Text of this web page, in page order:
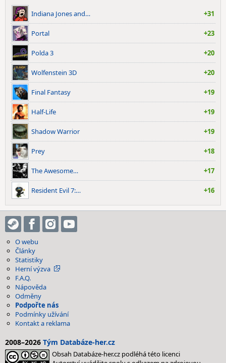
Indiana Jones and… +31
Portal +23
Polda 3 +20
Wolfenstein 3D +20
Final Fantasy +19
Half-Life +19
Shadow Warrior +19
Prey +18
The Awesome… +17
Resident Evil 7:… +16
O webu
Články
Statistiky
Herní výzva
F.A.Q.
Nápověda
Odměny
Podpořte nás
Podmínky užívání
Kontakt a reklama
2008–2026 Tým Databáze-her.cz
Obsah Databáze-her.cz podléhá této licenci